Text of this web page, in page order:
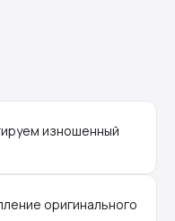
изношенный
оригинального